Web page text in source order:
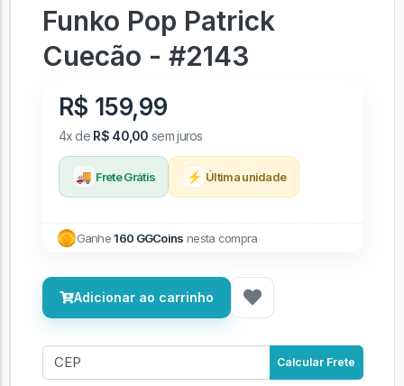
Funko Pop Patrick
Cuecão - #2143
R$ 159,99
4x de R$ 40,00 sem juros
🚚 Frete Grátis ⚡ Última unidade
Ganhe160 GGCoins nesta compra
Adicionar ao carrinho
Calcular Frete